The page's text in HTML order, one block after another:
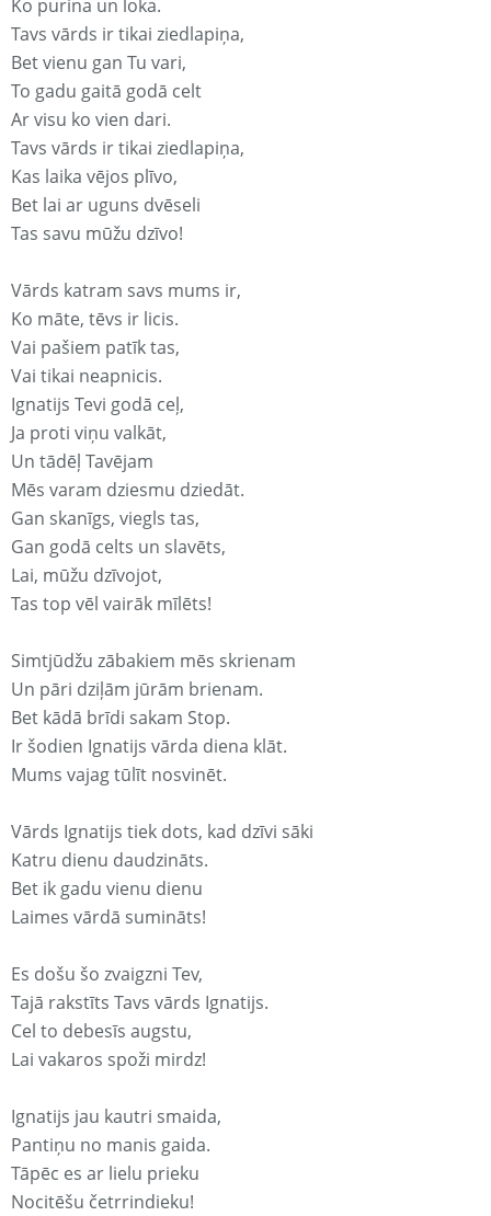
Ko purina un loka.
Tavs vārds ir tikai ziedlapiņa,
Bet vienu gan Tu vari,
To gadu gaitā godā celt
Ar visu ko vien dari.
Tavs vārds ir tikai ziedlapiņa,
Kas laika vējos plīvo,
Bet lai ar uguns dvēseli
Tas savu mūžu dzīvo!
Vārds katram savs mums ir,
Ko māte, tēvs ir licis.
Vai pašiem patīk tas,
Vai tikai neapnicis.
Ignatijs Tevi godā ceļ,
Ja proti viņu valkāt,
Un tādēļ Tavējam
Mēs varam dziesmu dziedāt.
Gan skanīgs, viegls tas,
Gan godā celts un slavēts,
Lai, mūžu dzīvojot,
Tas top vēl vairāk mīlēts!
Simtjūdžu zābakiem mēs skrienam
Un pāri dziļām jūrām brienam.
Bet kādā brīdi sakam Stop.
Ir šodien Ignatijs vārda diena klāt.
Mums vajag tūlīt nosvinēt.
Vārds Ignatijs tiek dots, kad dzīvi sāki
Katru dienu daudzināts.
Bet ik gadu vienu dienu
Laimes vārdā sumināts!
Es došu šo zvaigzni Tev,
Tajā rakstīts Tavs vārds Ignatijs.
Cel to debesīs augstu,
Lai vakaros spoži mirdz!
Ignatijs jau kautri smaida,
Pantiņu no manis gaida.
Tāpēc es ar lielu prieku
Nocitēšu četrrindieku!